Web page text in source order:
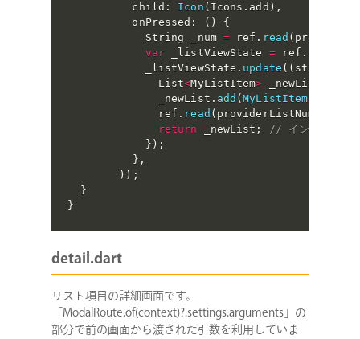
          child
: Icon ( Icons . add ) ,
          onPressed
: ( )
{
            String _num
= ref . read (
var _listViewState = ref .
            _listViewState
. update ( ( state
              List
<MyListItem> _newList
              _newList
. add (MyListItem
              ref
. read ( providerListNumber
return
_newList ;
// インスタンス
} ) ;
} ,
) ) ;
}
}
detail.dart
リスト項目の詳細画面です。
「ModalRoute.of(context)?.settings.arguments」の
部分で前の画面から渡された引数を利用していま